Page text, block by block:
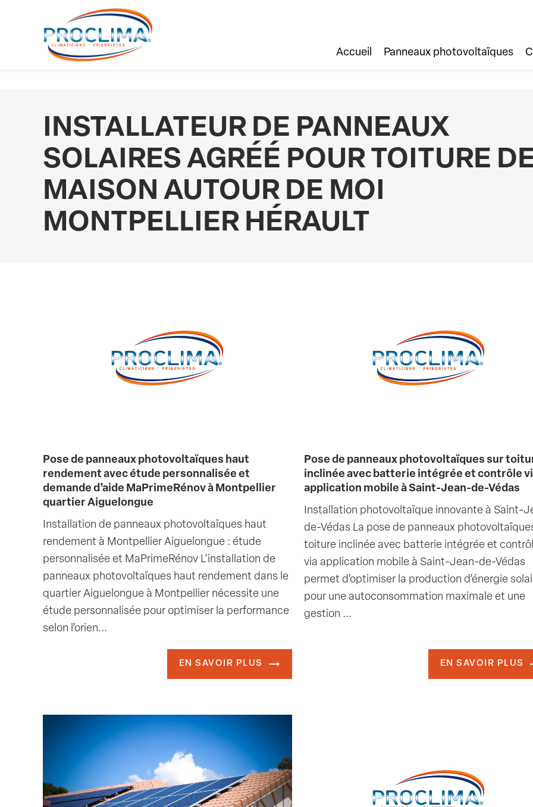
Accueil Panneaux photovoltaïques
INSTALLATEUR DE PANNEAUX
SOLAIRES AGRÉÉ POUR TOITURE
MAISON AUTOUR DE MOI
MONTPELLIER HÉRAULT
Pose de panneaux photovoltaïques haut
rendement avec étude personnalisée et
demande d’aide MaPrimeRénov à Montpellier
quartier Aiguelongue
Installation de panneaux photovoltaïques haut
rendement à Montpellier Aiguelongue : étude
personnalisée et MaPrimeRénov L’installation de
panneaux photovoltaïques haut rendement dans le
quartier Aiguelongue à Montpellier nécessite une
étude personnalisée pour optimiser la performance
selon l’orien...
EN SAVOIR PLUS
Pose de panneaux photovoltaïques sur
inclinée avec batterie intégrée et contrôle
application mobile à Saint-Jean-de-Védas
Installation photovoltaïque innovante à Saint-
de-Védas La pose de panneaux
toiture inclinée avec batterie intégrée et
via application mobile à Saint-Jean-de-Védas
permet d’optimiser la production d’énergie
pour une autoconsommation maximale et une
gestion ...
EN SAVOIR PLUS
Panneau de gestion des cookies